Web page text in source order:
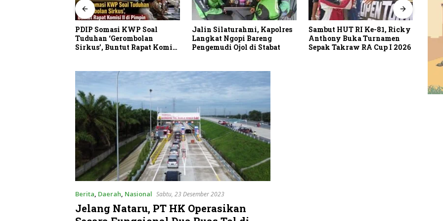
PDIP Somasi KWP Soal
Tuduhan ‘Gerombolan
Sirkus’, Buntut Rapat Komisi
Jalin Silaturahmi, Kapolres
Langkat Ngopi Bareng
Pengemudi Ojol di Stabat
Sambut HUT RI Ke-81, Ricky
Anthony Buka Turnamen
Sepak Takraw RA Cup I 2026
Putusan
Tuai Polemik,
MARWAH
Periksa Peran
Berita, Daerah, Nasional Sabtu, 23 Desember 2023
Jelang Nataru, PT HK Operasikan